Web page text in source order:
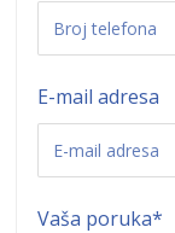
E-mail adresa
Vaša poruka*